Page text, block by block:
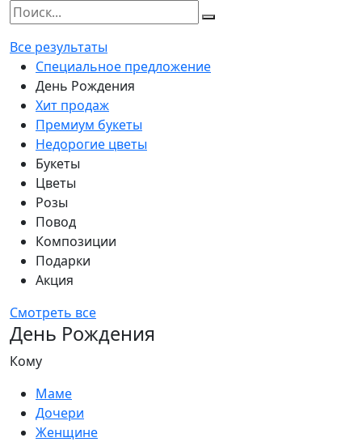
Все результаты
Специальное предложение
День Рождения
Хит продаж
Премиум букеты
Недорогие цветы
Букеты
Цветы
Розы
Повод
Композиции
Подарки
Акция
Смотреть все
День Рождения
Кому
Маме
Дочери
Женщине